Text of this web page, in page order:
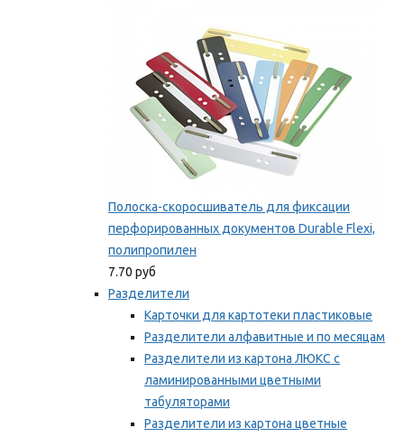
Полоска-скоросшиватель для фиксации
перфорированных документов Durable Flexi,
полипропилен
7.70 руб
Разделители
Карточки для картотеки пластиковые
Разделители алфавитные и по месяцам
Разделители из картона ЛЮКС с
ламинированными цветными
табуляторами
Разделители из картона цветные